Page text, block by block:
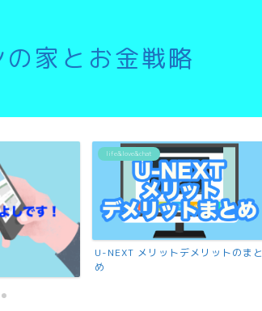
家とお金戦略
life&love&chat
U-NEXT メリットデメリットのまと
め